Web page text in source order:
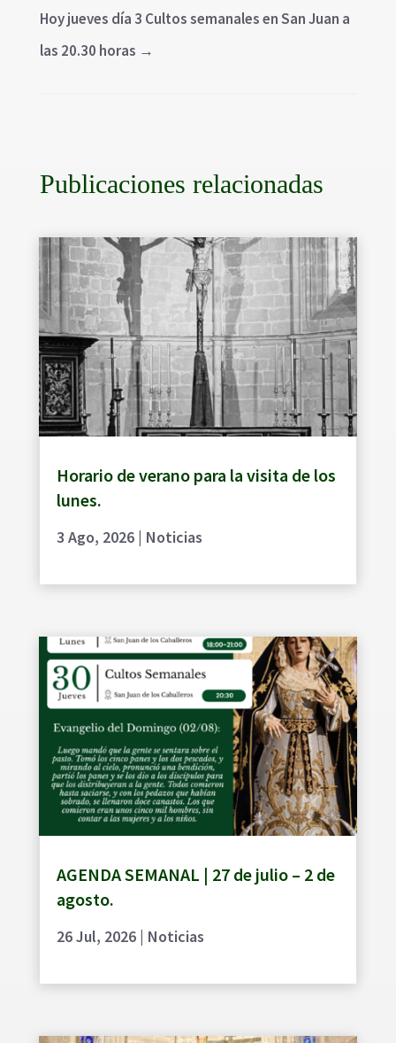
Hoy jueves día 3 Cultos semanales en San Juan a
las 20.30 horas →
Publicaciones relacionadas
Horario de verano para la visita de los
lunes.
3 Ago, 2026| Noticias
AGENDA SEMANAL | 27 de julio – 2 de
agosto.
26 Jul, 2026| Noticias